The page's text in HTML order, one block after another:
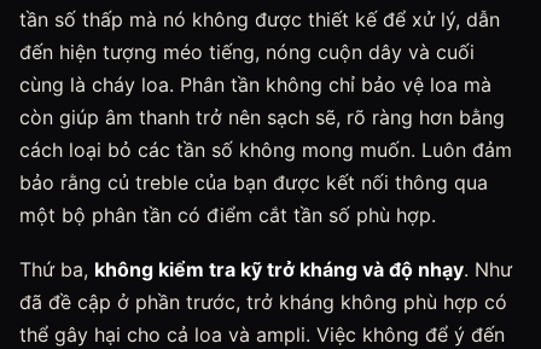
tần số thấp mà nó không được thiết kế để xử lý, dẫn
đến hiện tượng méo tiếng, nóng cuộn dây và cuối
cùng là cháy loa. Phân tần không chỉ bảo vệ loa mà
còn giúp âm thanh trở nên sạch sẽ, rõ ràng hơn bằng
cách loại bỏ các tần số không mong muốn. Luôn đảm
bảo rằng củ treble của bạn được kết nối thông qua
một bộ phân tần có điểm cắt tần số phù hợp.
Thứ ba, không kiểm tra kỹ trở kháng và độ nhạy. Như
đã đề cập ở phần trước, trở kháng không phù hợp có
thể gây hại cho cả loa và ampli. Việc không để ý đến